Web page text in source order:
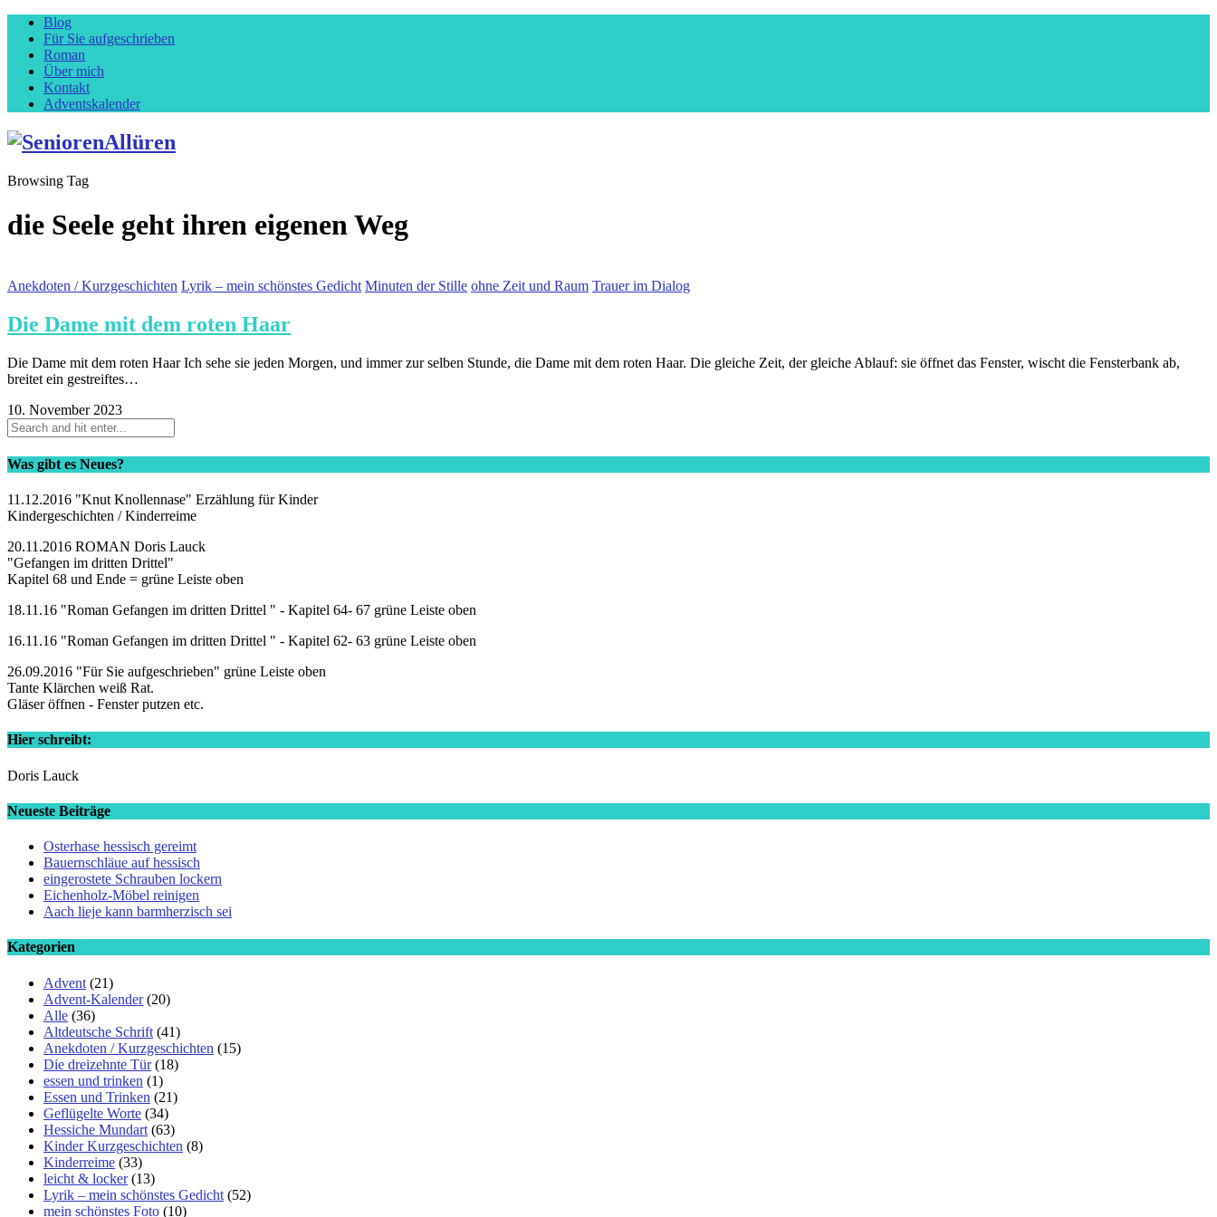
Blog
Für Sie aufgeschrieben
Roman
Über mich
Kontakt
Adventskalender
Browsing Tag
die Seele geht ihren eigenen Weg
Anekdoten / Kurzgeschichten Lyrik – mein schönstes Gedicht Minuten der Stille ohne Zeit und Raum Trauer im Dialog
Die Dame mit dem roten Haar
Die Dame mit dem roten Haar Ich sehe sie jeden Morgen, und immer zur selben Stunde, die Dame mit dem roten Haar. Die gleiche Zeit, der gleiche Ablauf: sie öffnet das Fenster, wischt die Fensterbank ab,
breitet ein gestreiftes…
10. November 2023
Was gibt es Neues?
11.12.2016 "Knut Knollennase" Erzählung für Kinder
Kindergeschichten / Kinderreime
20.11.2016 ROMAN Doris Lauck
"Gefangen im dritten Drittel"
Kapitel 68 und Ende = grüne Leiste oben
18.11.16 "Roman Gefangen im dritten Drittel " - Kapitel 64- 67 grüne Leiste oben
16.11.16 "Roman Gefangen im dritten Drittel " - Kapitel 62- 63 grüne Leiste oben
26.09.2016 "Für Sie aufgeschrieben" grüne Leiste oben
Tante Klärchen weiß Rat.
Gläser öffnen - Fenster putzen etc.
Hier schreibt:
Doris Lauck
Neueste Beiträge
Osterhase hessisch gereimt
Bauernschläue auf hessisch
eingerostete Schrauben lockern
Eichenholz-Möbel reinigen
Aach lieje kann barmherzisch sei
Kategorien
Advent (21)
Advent-Kalender(20)
Alle (36)
Altdeutsche Schrift (41)
Anekdoten / Kurzgeschichten (15)
Die dreizehnte Tür(18)
essen und trinken (1)
Essen und Trinken (21)
Geflügelte Worte (34)
Hessiche Mundart (63)
Kinder Kurzgeschichten (8)
Kinderreime (33)
leicht & locker(13)
Lyrik – mein schönstes Gedicht (52)
mein schönstes Foto (10)